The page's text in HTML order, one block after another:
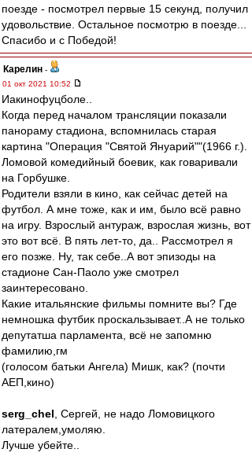
поезде - посмотрел первые 15 секунд, получил
удовольствие. Остальное посмотрю в поезде...
Спасибо и с Победой!
Карелин -
01 окт 2021 10:52
Иакинофуцболе..
Когда перед началом трансляции показали
панораму стадиона, вспомнилась старая
картина "Операция "Святой Януарий""(1966 г.).
Ломовой комедийный боевик, как говаривали
на Горбушке.
Родители взяли в кино, как сейчас детей на
футбол. А мне тоже, как и им, было всё равно
на игру. Взрослый антураж, взрослая жизнь, вот
это вот всё. В пять лет-то, да.. Рассмотрел я
его позже. Ну, так себе..А вот эпизоды на
стадионе Сан-Паоло уже смотрел
заинтересовано.
Какие итальянские фильмы помните вы? Где
немношка футбик проскальзывает..А не только
депутатша парламента, всё не запомню
фамилию,гм
(голосом батьки Ангела) Мишк, как? (почти
АЕП,кино)
serg_chel , Сергей, не надо Ломовицкого
латералем,умоляю.
Лучше убейте..